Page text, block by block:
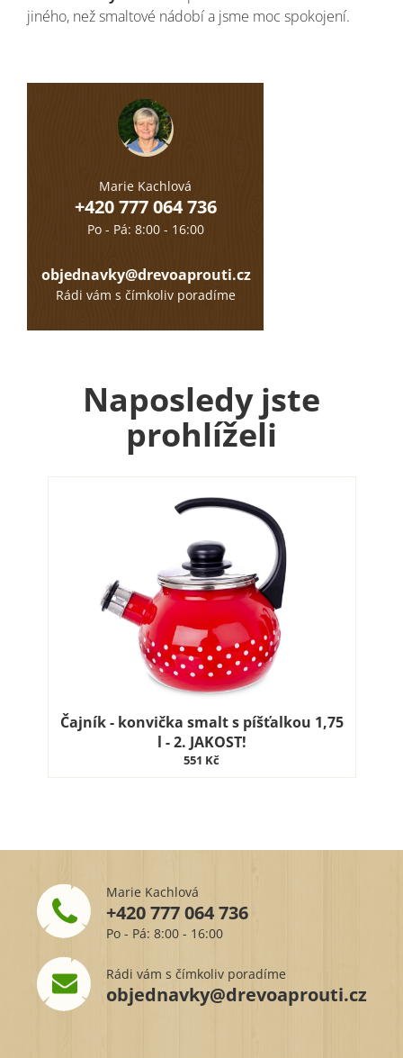
jiného, než smaltové nádobí a jsme moc spokojení.
Marie Kachlová
+420 777 064 736
Po - Pá: 8:00 - 16:00
objednavky@drevoaprouti.cz
Rádi vám s čímkoliv poradíme
Naposledy jste
prohlíželi
Čajník - konvička smalt s píšťalkou 1,75
l - 2. JAKOST!
551 Kč
Marie Kachlová
+420 777 064 736
Po - Pá: 8:00 - 16:00
objednavky@drevoaprouti.cz
Rádi vám s čímkoliv poradíme